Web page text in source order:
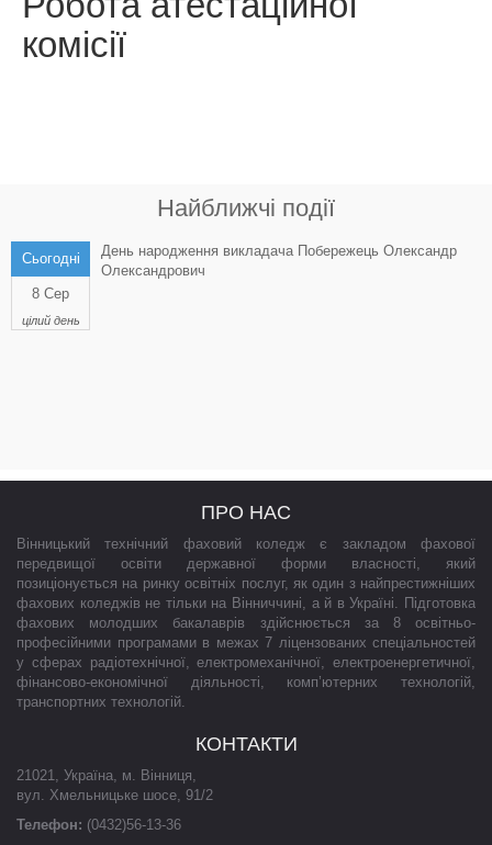
комісії
Найближчі події
Сьогодні
8 Сер
цілий день
День народження викладача Побережець Олександр
Олександрович
ПРО НАС
Вінницький технічний фаховий коледж є закладом фахової
передвищої освіти державної форми власності, який
позиціонується на ринку освітніх послуг, як один з найпрестижніших
фахових коледжів не тільки на Вінниччині, а й в Україні. Підготовка
фахових молодших бакалаврів здійснюється за 8 освітньо-
професійними програмами в межах 7 ліцензованих спеціальностей
у сферах радіотехнічної, електромеханічної, електроенергетичної,
фінансово-економічної діяльності, комп’ютерних технологій,
транспортних технологій.
КОНТАКТИ
21021, Україна, м. Вінниця,
вул. Хмельницьке шосе, 91/2
Телефон: (0432)56-13-36